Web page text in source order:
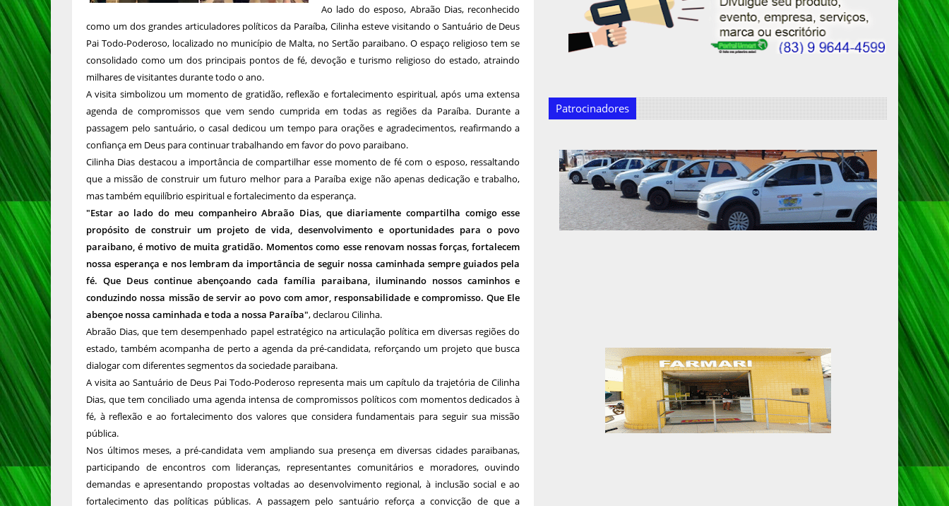
Ao lado do esposo, Abraão Dias, reconhecido
como um dos grandes articuladores políticos da Paraíba, Cilinha esteve visitando o Santuário de Deus
Pai Todo-Poderoso, localizado no município de Malta, no Sertão paraibano. O espaço religioso tem se
consolidado como um dos principais pontos de fé, devoção e turismo religioso do estado, atraindo
milhares de visitantes durante todo o ano.
A visita simbolizou um momento de gratidão, reflexão e fortalecimento espiritual, após uma extensa
agenda de compromissos que vem sendo cumprida em todas as regiões da Paraíba. Durante a
passagem pelo santuário, o casal dedicou um tempo para orações e agradecimentos, reafirmando a
confiança em Deus para continuar trabalhando em favor do povo paraibano.
Cilinha Dias destacou a importância de compartilhar esse momento de fé com o esposo, ressaltando
que a missão de construir um futuro melhor para a Paraíba exige não apenas dedicação e trabalho,
mas também equilíbrio espiritual e fortalecimento da esperança.
"Estar ao lado do meu companheiro Abraão Dias, que diariamente compartilha comigo esse
propósito de construir um projeto de vida, desenvolvimento e oportunidades para o povo
paraibano, é motivo de muita gratidão. Momentos como esse renovam nossas forças, fortalecem
nossa esperança e nos lembram da importância de seguir nossa caminhada sempre guiados pela
fé. Que Deus continue abençoando cada família paraibana, iluminando nossos caminhos e
conduzindo nossa missão de servir ao povo com amor, responsabilidade e compromisso. Que Ele
abençoe nossa caminhada e toda a nossa Paraíba", declarou Cilinha.
Abraão Dias, que tem desempenhado papel estratégico na articulação política em diversas regiões do
estado, também acompanha de perto a agenda da pré-candidata, reforçando um projeto que busca
dialogar com diferentes segmentos da sociedade paraibana.
A visita ao Santuário de Deus Pai Todo-Poderoso representa mais um capítulo da trajetória de Cilinha
Dias, que tem conciliado uma agenda intensa de compromissos políticos com momentos dedicados à
fé, à reflexão e ao fortalecimento dos valores que considera fundamentais para seguir sua missão
pública.
Nos últimos meses, a pré-candidata vem ampliando sua presença em diversas cidades paraibanas,
participando de encontros com lideranças, representantes comunitários e moradores, ouvindo
demandas e apresentando propostas voltadas ao desenvolvimento regional, à inclusão social e ao
fortalecimento das políticas públicas. A passagem pelo santuário reforça a convicção de que a
Patrocinadores